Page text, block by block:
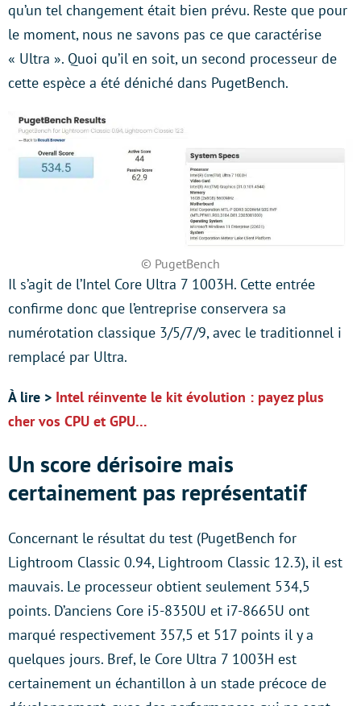
qu’un tel changement était bien prévu. Reste que pour
le moment, nous ne savons pas ce que caractérise
« Ultra ». Quoi qu’il en soit, un second processeur de
cette espèce a été déniché dans PugetBench.
© PugetBench
Il s’agit de l’Intel Core Ultra 7 1003H. Cette entrée
confirme donc que l’entreprise conservera sa
numérotation classique 3/5/7/9, avec le traditionnel i
remplacé par Ultra.
À lire > Intel réinvente le kit évolution : payez plus
cher vos CPU et GPU…
Un score dérisoire mais
certainement pas représentatif
Concernant le résultat du test (PugetBench for
Lightroom Classic 0.94, Lightroom Classic 12.3), il est
mauvais. Le processeur obtient seulement 534,5
points. D’anciens Core i5-8350U et i7-8665U ont
marqué respectivement 357,5 et 517 points il y a
quelques jours. Bref, le Core Ultra 7 1003H est
certainement un échantillon à un stade précoce de